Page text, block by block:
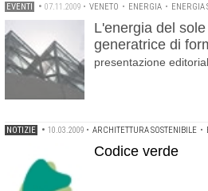
EVENTI • 07.11.2009 • VENETO • ENERGIA • ENERGIA
L'energia del
generatrice di
presentazione
NOTIZIE • 10.03.2009 • ARCHITETTURA SOSTENIBILE •
Codice verde